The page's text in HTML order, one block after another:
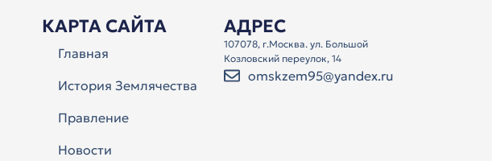
КАРТА САЙТА
Главная
История Землячества
Правление
Новости
АДРЕС
107078, г.Москва. ул. Большой
Козловский переулок, 14
omskzem95@yandex.ru